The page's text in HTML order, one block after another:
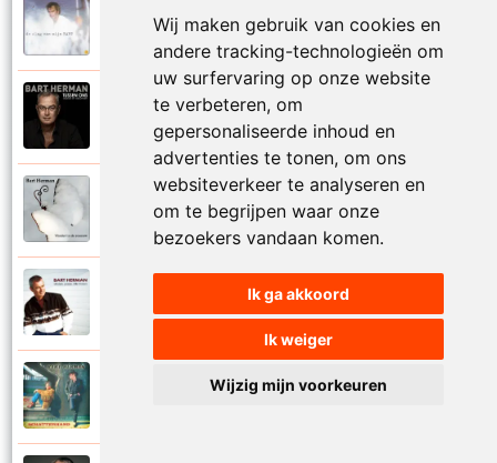
Wij maken gebruik van cookies en
andere tracking-technologieën om
uw surfervaring op onze website
te verbeteren, om
gepersonaliseerde inhoud en
advertenties te tonen, om ons
websiteverkeer te analyseren en
om te begrijpen waar onze
bezoekers vandaan komen.
Ik ga akkoord
Ik weiger
Wijzig mijn voorkeuren
Bart Herman
Vertrouwelijk
Bart Herman
Victoria
Bart Herman
Vlinder in de sneeuw
Vlinders passie stille tranen